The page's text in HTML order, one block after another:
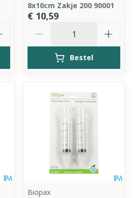
8x10cm Zakje 200 90001
€ 10,59
Bestel
Biopax